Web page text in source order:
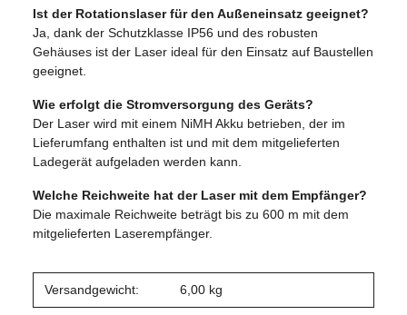
Ist der Rotationslaser für den Außeneinsatz geeignet?
Ja, dank der Schutzklasse IP56 und des robusten
Gehäuses ist der Laser ideal für den Einsatz auf Baustellen
geeignet.
Wie erfolgt die Stromversorgung des Geräts?
Der Laser wird mit einem NiMH Akku betrieben, der im
Lieferumfang enthalten ist und mit dem mitgelieferten
Ladegerät aufgeladen werden kann.
Welche Reichweite hat der Laser mit dem Empfänger?
Die maximale Reichweite beträgt bis zu 600 m mit dem
mitgelieferten Laserempfänger.
Versandgewicht: 6,00 kg